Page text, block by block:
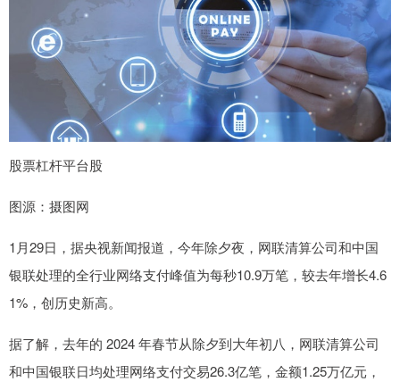
股票杠杆平台股
图源：摄图网
1月29日，据央视新闻报道，今年除夕夜，网联清算公司和中国
银联处理的全行业网络支付峰值为每秒10.9万笔，较去年增长4.6
1%，创历史新高。
据了解，去年的 2024 年春节从除夕到大年初八，网联清算公司
和中国银联日均处理网络支付交易26.3亿笔，金额1.25万亿元，